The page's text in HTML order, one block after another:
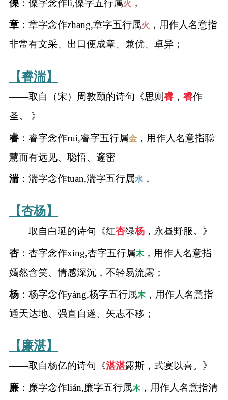
名
宝
宝
取
名
名
字
打
分
生
辰
起
名
大
师
起
名
傈：傈字念作lì,傈字五行属火 ，
章：章字念作zhāng,章字五行属火 ，用作人名意指
非常有文采、出口便成章、兼优、卓异；
【睿湍】
——取自（宋）周敦颐的诗句《思则 睿， 睿作
圣。 》
睿：睿字念作ruì,睿字五行属金，用作人名意指聪
慧而有远见、聪悟、邃密
湍：湍字念作tuān,湍字五行属水，
【杏杨】
——取自白珽的诗句《红杏绿杨，永昼野服。》
杏：杏字念作xìng,杏字五行属木，用作人名意指
嫣然含笑、情感深沉，不轻易流露；
杨：杨字念作yáng,杨字五行属木，用作人名意指
通天达地、强直自遂、矢志不移；
【廉湛】
——取自杨亿的诗句《湛湛露斯，式宴以喜。》
廉：廉字念作lián,廉字五行属木，用作人名意指清